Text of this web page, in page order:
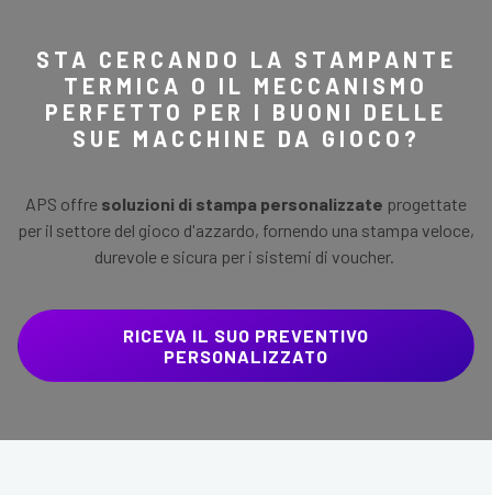
STA CERCANDO LA STAMPANTE
TERMICA O IL MECCANISMO
PERFETTO PER I BUONI DELLE
SUE MACCHINE DA GIOCO?
APS offre soluzioni di stampa personalizzate progettate
per il settore del gioco d'azzardo, fornendo una stampa veloce,
durevole e sicura per i sistemi di voucher.
RICEVA IL SUO PREVENTIVO
PERSONALIZZATO